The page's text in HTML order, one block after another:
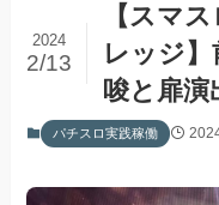
【スマ
レッジ
唆と扉演
2024
2/13
パチスロ実践稼働